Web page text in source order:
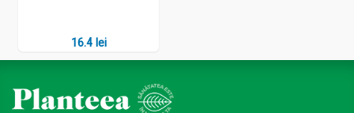
16.4 lei